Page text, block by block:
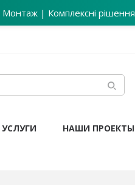
| Комплексні рішення
УСЛУГИ НАШИ ПРОЕКТЫ